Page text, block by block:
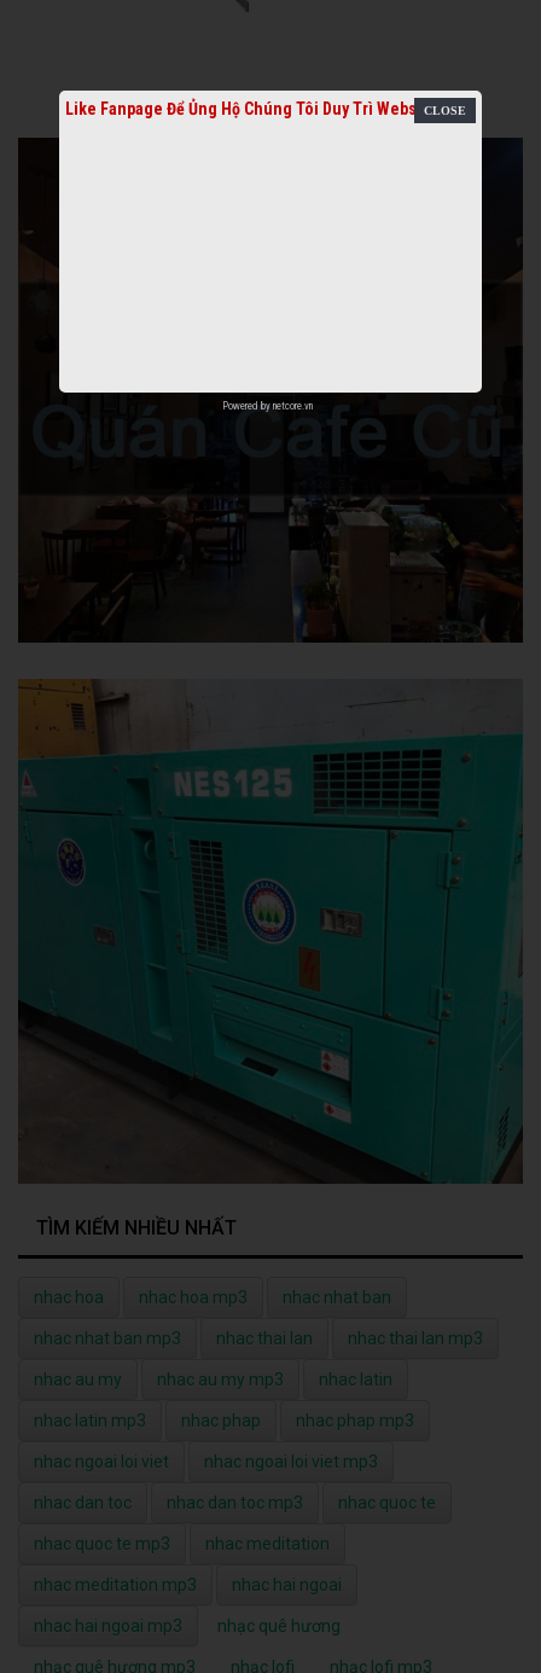
TÌM KIẾM NHIỀU NHẤT
nhac hoa nhac hoa mp3 nhac nhat ban
nhac nhat ban mp3 nhac thai lan nhac thai lan mp3
nhac au my nhac au my mp3 nhac latin
nhac latin mp3 nhac phap nhac phap mp3
nhac ngoai loi viet nhac ngoai loi viet mp3
nhac dan toc nhac dan toc mp3 nhac quoc te
nhac quoc te mp3 nhac meditation
nhac meditation mp3 nhac hai ngoai
nhac hai ngoai mp3 nhạc quê hương
nhạc quê hương mp3 nhạc lofi nhạc lofi mp3
Like Fanpage Để Ủng Hộ Chúng Tôi Duy Trì Website
Powered by netcore.vn